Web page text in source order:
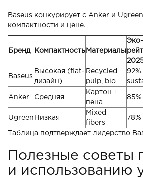
Baseus конкурирует с Anker и
компактности и цене.
Бренд Компактность Материалы
Эко-
Baseus
Высокая (flat-
дизайн)
Recycled
pulp, bio
92%
Anker Средняя
Картон +
пена
85%
Ugreen Низкая
Mixed
fibers
78%
Таблица подтверждает лидерство
Полезные советы
и использованию